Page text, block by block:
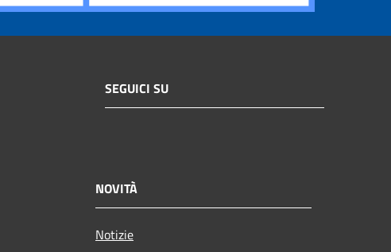
SEGUICI SU
NOVITÀ
Notizie